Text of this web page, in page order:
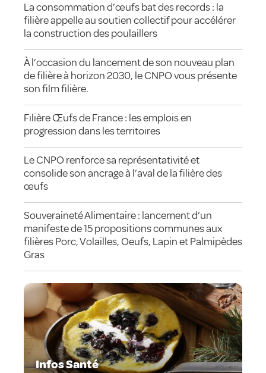
La consommation d’œufs bat des records : la
filière appelle au soutien collectif pour accélérer
la construction des poulaillers
À l’occasion du lancement de son nouveau plan
de filière à horizon 2030, le CNPO vous présente
son film filière.
Filière Œufs de France : les emplois en
progression dans les territoires
Le CNPO renforce sa représentativité et
consolide son ancrage à l’aval de la filière des
œufs
Souveraineté Alimentaire : lancement d’un
manifeste de 15 propositions communes aux
filières Porc, Volailles, Oeufs, Lapin et Palmipèdes
Gras
Infos Santé